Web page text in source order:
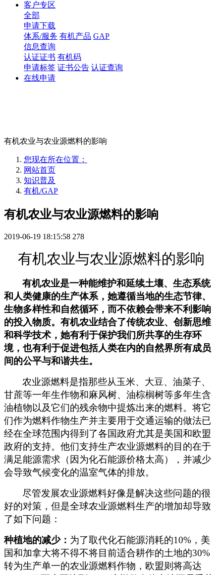
客户专区
全部
申请下载
体系/服务 有机产品 GAP
信息查询
认证证书 有机码
申请标签 证书公告 认证查询
在线申请
有机农业与农业源燃料的影响
您现在所在位置：
网站首页
知识普及
有机/GAP
有机农业与农业源燃料的影响
2019-06-19 18:15:58 278
有机农业与农业源燃料的影响
有机农业是一种能维护和延续土壤、生态系统
和人类健康的生产体系，她遵循当地的生态节律、
生物多样性和自然循环，而不依赖会带来不利影响
的投入物质。有机农业结合了传统农业、创新思维
和科学技术，她有利于保护我们所共享的生存环
境，也有利于促进包括人类在内的自然界所有成员
间的公平与和谐共生。
农业源燃料是指那些从玉米、大豆、油菜子、
甘蔗等一年生作物和麻风树、油棕榈树等多年生含
油植物以及它们的残余物中提炼出来的燃料。将它
们作为燃料作物生产并主要用于交通运输的做法已
经在全球范围内得到了各国政府尤其是美国和欧盟
政府的支持。他们支持生产农业源燃料的目的在于
满足能源需求（因为化石能源价格太高），并减少
会导致气候变化的温室气体的排放。
尽管发展农业源燃料好像是解决这些问题的很
好的对策，但是全球农业源燃料生产的增加却导致
了如下问题：
种植地的减少： 为了取代化石能源消耗的10%，美
国和加拿大将不得不将目前适合耕作的土地的30%
转为生产单一的农业源燃料作物，欧盟则将高达